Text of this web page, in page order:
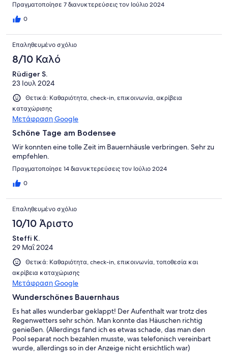
Πραγματοποίησε 7 διανυκτερεύσεις τον Ιούλιο 2024
0
Επαληθευμένο σχόλιο
8/10 Καλό
Rüdiger S.
23 Ιουλ 2024
Θετικά: Καθαριότητα, check-in, επικοινωνία, ακρίβεια
καταχώρισης
Μετάφραση Google
Schöne Tage am Bodensee
Wir konnten eine tolle Zeit im Bauernhäusle verbringen. Sehr zu
empfehlen.
Πραγματοποίησε 14 διανυκτερεύσεις τον Ιούλιο 2024
0
Επαληθευμένο σχόλιο
10/10 Άριστο
Steffi K.
29 Μαΐ 2024
Θετικά: Καθαριότητα, check-in, επικοινωνία, τοποθεσία και
ακρίβεια καταχώρισης
Μετάφραση Google
Wunderschönes Bauernhaus
Es hat alles wunderbar geklappt! Der Aufenthalt war trotz des
Regenwetters sehr schön. Man konnte das Häuschen richtig
genießen. (Allerdings fand ich es etwas schade, das man den
Pool separat noch bezahlen musste, was telefonisch vereinbart
wurde, allerdings so in der Anzeige nicht ersichtlich war)